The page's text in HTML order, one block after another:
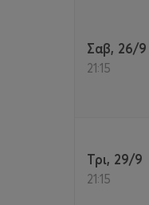
Σαβ, 26/9
21:15
Τρι, 29/9
21:15